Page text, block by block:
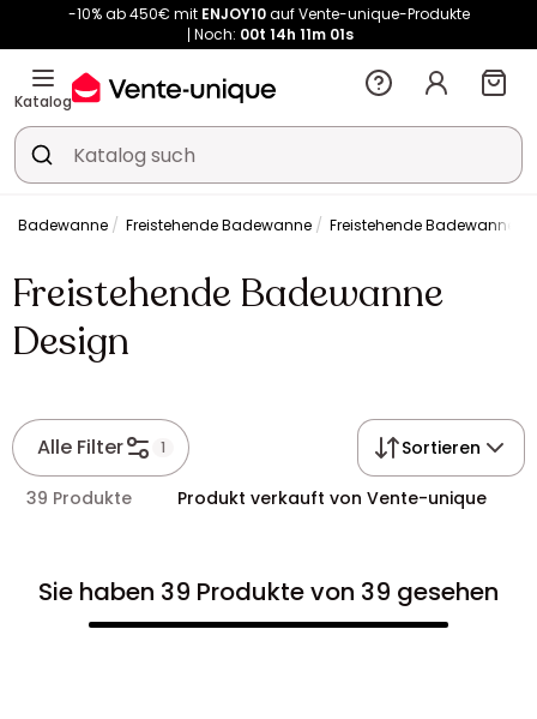
-10% ab 450€ mit ENJOY10auf Vente-unique-Produkte
Noch: 00t 14h 11m 00s
-10% ab 450€ mitENJOY10auf Vente-unique-Produkte
00t
Katalog
Badewanne Freistehende Badewanne Freistehende Badewanne
Freistehende Badewanne
Design
Alle Filter 1 Sortieren
39 Produkte Produkt verkauft von Vente-unique
Sie haben 39 Produkte von 39 gesehen